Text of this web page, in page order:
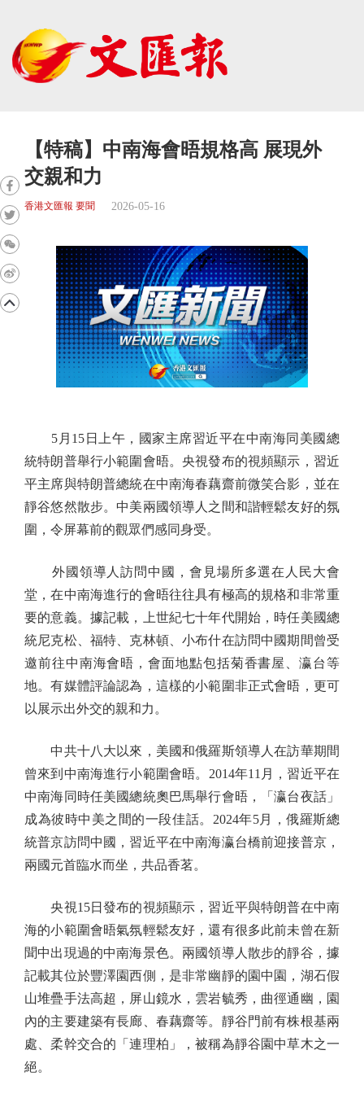
【特稿】中南海會晤規格高 展現外
交親和力
香港文匯報 要聞 2026-05-16
5月15日上午，國家主席習近平在中南海同美國總
統特朗普舉行小範圍會晤。央視發布的視頻顯示，習近
平主席與特朗普總統在中南海春藕齋前微笑合影，並在
靜谷悠然散步。中美兩國領導人之間和諧輕鬆友好的氛
圍，令屏幕前的觀眾們感同身受。
外國領導人訪問中國，會見場所多選在人民大會
堂，在中南海進行的會晤往往具有極高的規格和非常重
要的意義。據記載，上世紀七十年代開始，時任美國總
統尼克松、福特、克林頓、小布什在訪問中國期間曾受
邀前往中南海會晤，會面地點包括菊香書屋、瀛台等
地。有媒體評論認為，這樣的小範圍非正式會晤，更可
以展示出外交的親和力。
中共十八大以來，美國和俄羅斯領導人在訪華期間
曾來到中南海進行小範圍會晤。2014年11月，習近平在
中南海同時任美國總統奧巴馬舉行會晤，「瀛台夜話」
成為彼時中美之間的一段佳話。2024年5月，俄羅斯總
統普京訪問中國，習近平在中南海瀛台橋前迎接普京，
兩國元首臨水而坐，共品香茗。
央視15日發布的視頻顯示，習近平與特朗普在中南
海的小範圍會晤氣氛輕鬆友好，還有很多此前未曾在新
聞中出現過的中南海景色。兩國領導人散步的靜谷，據
記載其位於豐澤園西側，是非常幽靜的園中園，湖石假
山堆疊手法高超，屏山鏡水，雲岩毓秀，曲徑通幽，園
內的主要建築有長廊、春藕齋等。靜谷門前有株根基兩
處、柔幹交合的「連理柏」，被稱為靜谷園中草木之一
絕。